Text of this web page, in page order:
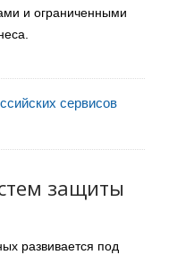
и ограниченными
сервисов
защиты
развивается под